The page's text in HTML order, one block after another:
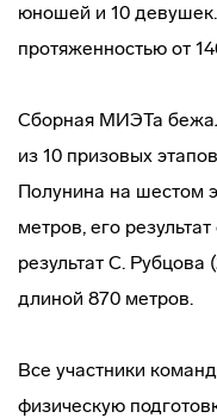
юношей и 10 девушек.
протяженностью от
Сборная МИЭТа
из 10 призовых
Полунина на шестом
метров, его
результат С. Рубцова
длиной 870 метров.
Все участники
физическую